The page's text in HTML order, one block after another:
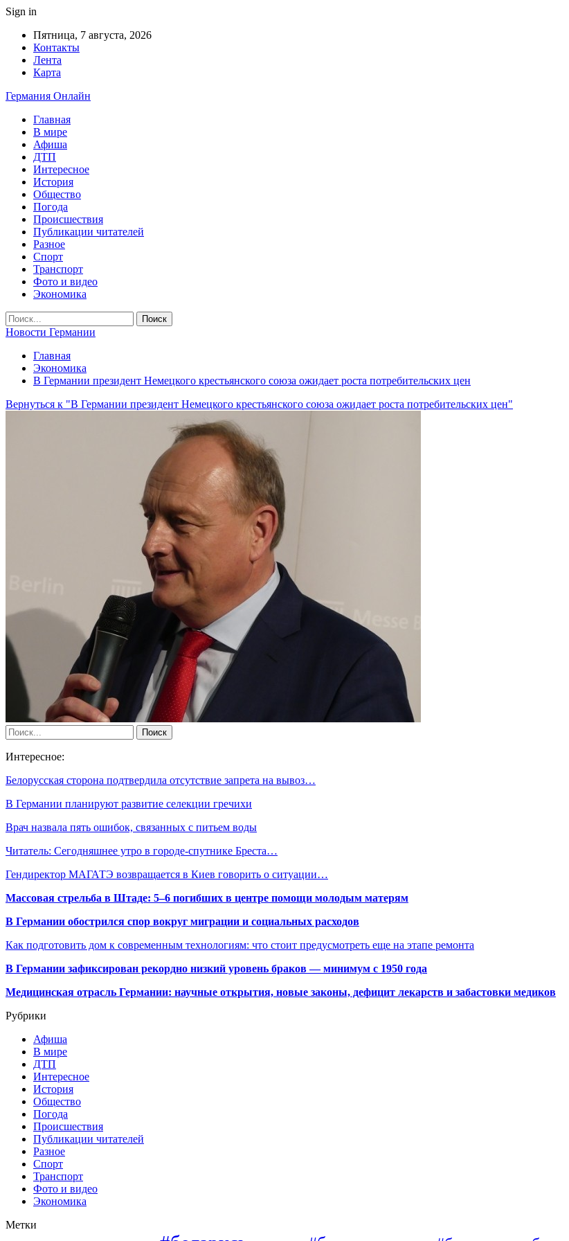
Sign in
Пятница, 7 августа, 2026
Контакты
Лента
Карта
Германия Онлайн
Главная
В мире
Афиша
ДТП
Интересное
История
Общество
Погода
Происшествия
Публикации читателей
Разное
Спорт
Транспорт
Фото и видео
Экономика
Новости Германии
Главная
Экономика
В Германии президент Немецкого крестьянского союза ожидает роста потребительских цен
Вернуться к "В Германии президент Немецкого крестьянского союза ожидает роста потребительских цен"
Интересное:
Белорусская сторона подтвердила отсутствие запрета на вывоз…
В Германии планируют развитие селекции гречихи
Врач назвала пять ошибок, связанных с питьем воды
Читатель: Сегодняшнее утро в городе-спутнике Бреста…
Гендиректор МАГАТЭ возвращается в Киев говорить о ситуации…
Массовая стрельба в Штаде: 5–6 погибших в центре помощи молодым матерям
В Германии обострился спор вокруг миграции и социальных расходов
Как подготовить дом к современным технологиям: что стоит предусмотреть еще на этапе ремонта
В Германии зафиксирован рекордно низкий уровень браков — минимум с 1950 года
Медицинская отрасль Германии: научные открытия, новые законы, дефицит лекарств и забастовки медиков
Рубрики
Афиша
В мире
ДТП
Интересное
История
Общество
Погода
Происшествия
Публикации читателей
Разное
Спорт
Транспорт
Фото и видео
Экономика
Метки